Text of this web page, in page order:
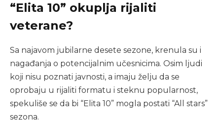
“Elita 10” okuplja rijaliti
veterane?
Sa najavom jubilarne desete sezone, krenula su i
nagađanja o potencijalnim učesnicima. Osim ljudi
koji nisu poznati javnosti, a imaju želju da se
oprobaju u rijaliti formatu i steknu popularnost,
spekuliše se da bi “Elita 10” mogla postati “All stars”
sezona.